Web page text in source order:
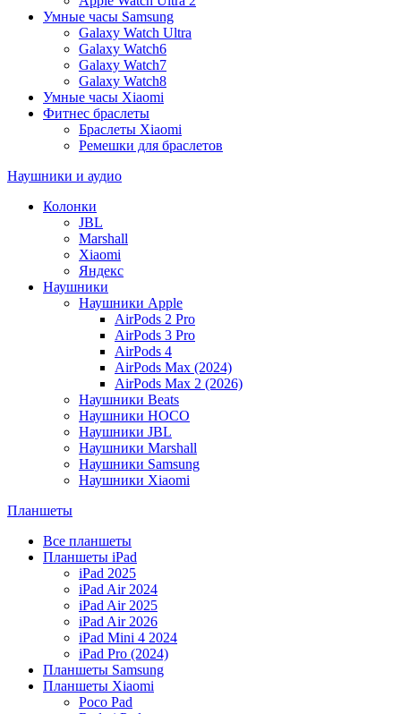
Умные часы Samsung
Galaxy Watch Ultra
Galaxy Watch6
Galaxy Watch7
Galaxy Watch8
Умные часы Xiaomi
Фитнес браслеты
Браслеты Xiaomi
Ремешки для браслетов
Наушники и аудио
Колонки
JBL
Marshall
Xiaomi
Яндекс
Наушники
Наушники Apple
AirPods 2 Pro
AirPods 3 Pro
AirPods 4
AirPods Max (2024)
AirPods Max 2 (2026)
Наушники Beats
Наушники HOCO
Наушники JBL
Наушники Marshall
Наушники Samsung
Наушники Xiaomi
Планшеты
Все планшеты
Планшеты iPad
iPad 2025
iPad Air 2024
iPad Air 2025
iPad Air 2026
iPad Mini 4 2024
iPad Pro (2024)
Планшеты Samsung
Планшеты Xiaomi
Poco Pad